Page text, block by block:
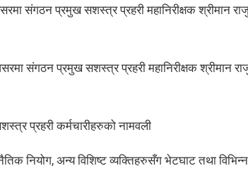
संगठन प्रमुख सशस्त्र प्रहरी महानिरीक्षक श्रीमान राजु
संगठन प्रमुख सशस्त्र प्रहरी महानिरीक्षक श्रीमान
प्रहरी कर्मचारीहरुको नामवली
नियोग, अन्य विशिष्ट व्यक्तिहरुसँग भेटघाट तथा